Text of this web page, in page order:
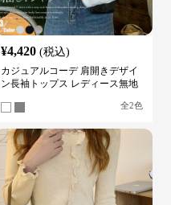
¥4,420 (税込)
カジュアルコーデ 肩開きデザイ
ン長袖トップス レディース無地
全2色